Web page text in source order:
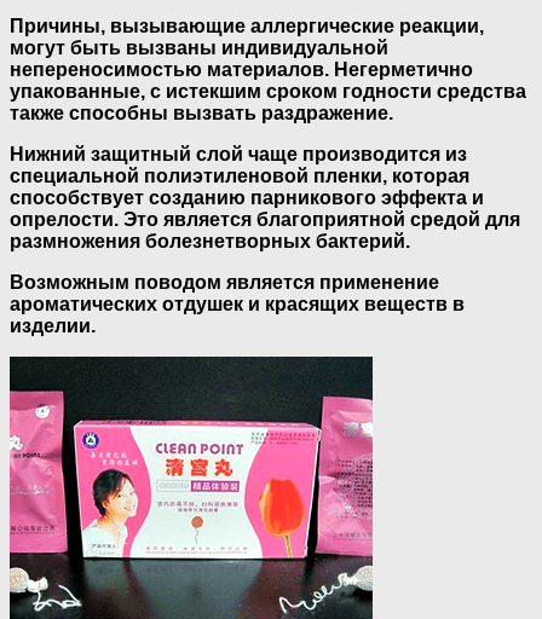
Причины, вызывающие аллергические реакции,
могут быть вызваны индивидуальной
непереносимостью материалов. Негерметично
упакованные, с истекшим сроком годности средства
также способны вызвать раздражение.
Нижний защитный слой чаще производится из
специальной полиэтиленовой пленки, которая
способствует созданию парникового эффекта и
опрелости. Это является благоприятной средой для
размножения болезнетворных бактерий.
Возможным поводом является применение
ароматических отдушек и красящих веществ в
изделии.